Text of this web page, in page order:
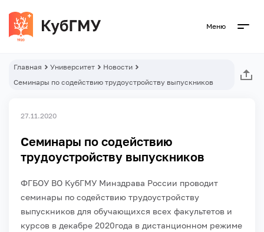
Меню
Главная Университет
Новости
Семинары по содействию трудоустройству выпускников
27.11.2020
Семинары по содействию
трудоустройству выпускников
ФГБОУ ВО КубГМУ Минздрава России проводит
семинары по содействию трудоустройству
выпускников для обучающихся всех факультетов и
курсов в декабре 2020года в дистанционном режиме